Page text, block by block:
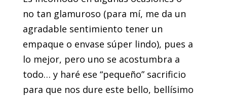
no tan glamuroso (para mí, me da un
agradable sentimiento tener un
empaque o envase súper lindo), pues a
lo mejor, pero uno se acostumbra a
todo… y haré ese “pequeño” sacrificio
para que nos dure este bello, bellísimo